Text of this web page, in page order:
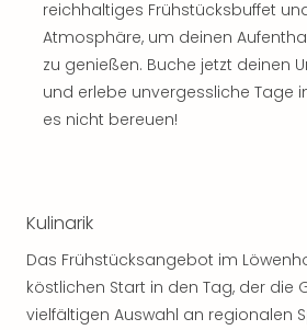
reichhaltiges Frühstücksbuffet
Atmosphäre, um deinen
zu genießen. Buche jetzt deinen
und erlebe unvergessliche Tage
es nicht bereuen!
Kulinarik
Das Frühstücksangebot im
köstlichen Start in den Tag, der die
vielfältigen Auswahl an regionalen